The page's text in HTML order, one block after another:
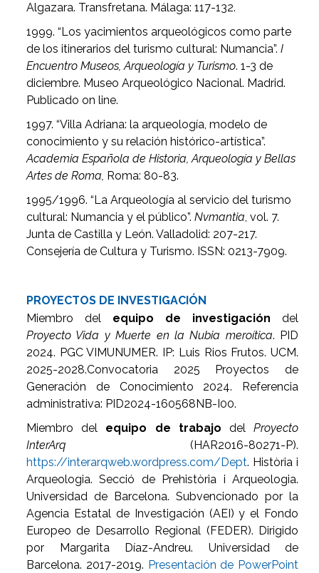
Algazara. Transfretana. Málaga: 117-132.
1999. “Los yacimientos arqueológicos como parte
de los itinerarios del turismo cultural: Numancia”.I
Encuentro Museos, Arqueología y Turismo. 1-3 de
diciembre. Museo Arqueológico Nacional. Madrid.
Publicado on line.
1997. “Villa Adriana: la arqueología, modelo de
conocimiento y su relación histórico-artística”.
Academia Española de Historia, Arqueología y Bellas
Artes de Roma, Roma: 80-83.
1995/1996. “La Arqueología al servicio del turismo
cultural: Numancia y el público”.Nvmantia, vol. 7.
Junta de Castilla y León. Valladolid: 207-217.
Consejería de Cultura y Turismo. ISSN: 0213-7909.
PROYECTOS DE INVESTIGACIÓN
Miembro del equipo de investigación del
Proyecto Vida y Muerte en la Nubia meroítica. PID
2024. PGC VIMUNUMER. IP: Luis Rios Frutos. UCM.
2025-2028.Convocatoria 2025 Proyectos de
Generación de Conocimiento 2024. Referencia
administrativa: PID2024-160568NB-I00.
Miembro del equipo de trabajo delProyecto
InterArq (HAR2016-80271-P).
https://interarqweb.wordpress.com/Dept. Història i
Arqueologia. Secció de Prehistòria i Arqueologia.
Universidad de Barcelona. Subvencionado por la
Agencia Estatal de Investigación (AEI) y el Fondo
Europeo de Desarrollo Regional (FEDER). Dirigido
por Margarita Díaz-Andreu. Universidad de
Barcelona. 2017-2019. Presentación de PowerPoint